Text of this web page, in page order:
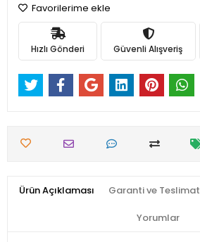
Favorilerime ekle
Hızlı Gönderi Güvenli Alışveriş
Ürün Açıklaması Garanti ve Teslimat
Yorumlar